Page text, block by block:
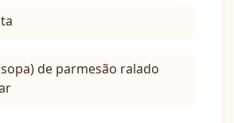
de parmesão ralado